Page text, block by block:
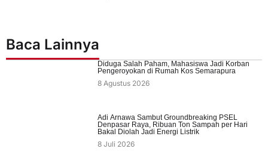
Baca Lainnya
Diduga Salah Paham, Mahasiswa Jadi Korban
Pengeroyokan di Rumah Kos Semarapura
8 Agustus 2026
Adi Arnawa Sambut Groundbreaking PSEL
Denpasar Raya, Ribuan Ton Sampah per Hari
Bakal Diolah Jadi Energi Listrik
8 Juli 2026